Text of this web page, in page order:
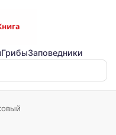
ГрибыЗаповедники